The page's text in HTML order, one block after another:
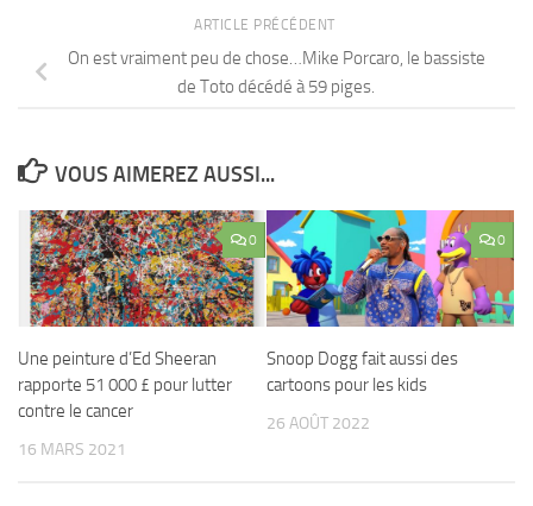
ARTICLE PRÉCÉDENT
On est vraiment peu de chose…Mike Porcaro, le bassiste
de Toto décédé à 59 piges.
VOUS AIMEREZ AUSSI...
0
Une peinture d’Ed Sheeran
rapporte 51 000 £ pour lutter
contre le cancer
16 MARS 2021
0
Snoop Dogg fait aussi des
cartoons pour les kids
26 AOÛT 2022